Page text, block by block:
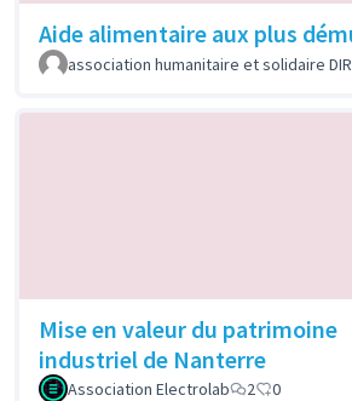
Aide alimentaire aux plus
association humanitaire et solidaire DIR
Mise en valeur du patrimoine
industriel de Nanterre
Association Electrolab 2 0